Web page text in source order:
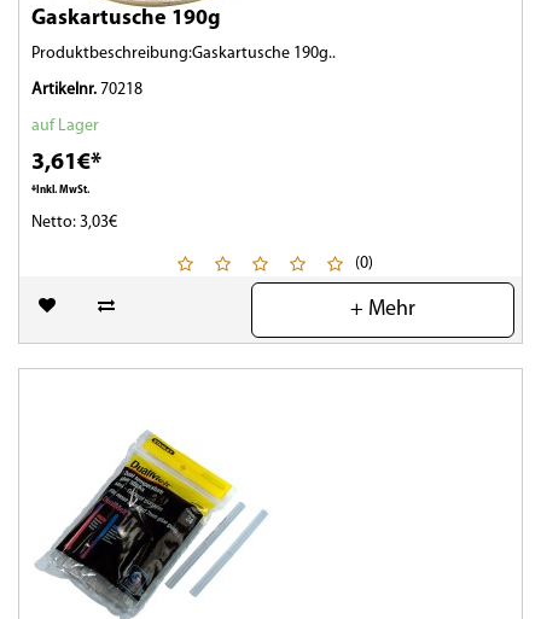
Gaskartusche 190g
Produktbeschreibung:Gaskartusche 190g..
Artikelnr. 70218
auf Lager
3,61€*
*Inkl. MwSt.
Netto: 3,03€
(0)
+ Mehr